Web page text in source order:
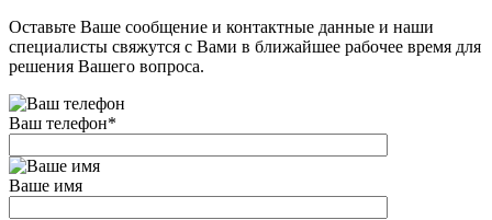
Оставьте Ваше сообщение и контактные данные и наши
специалисты свяжутся с Вами в ближайшее рабочее время для
решения Вашего вопроса.
Ваш телефон*
Ваше имя